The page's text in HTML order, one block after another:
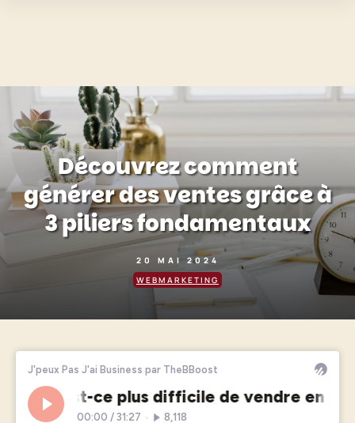
Découvrez comment
générer des ventes grâce à
3 piliers fondamentaux
20 MAI 2024
WEBMARKETING